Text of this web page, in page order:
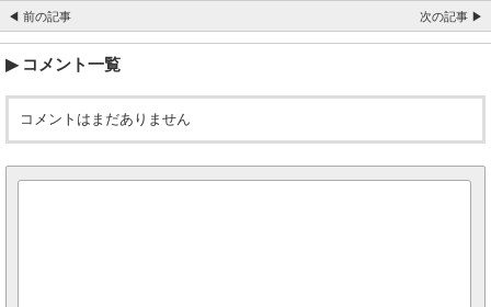
◀ 前の記事 次の記事 ▶
コメント一覧
コメントはまだありません